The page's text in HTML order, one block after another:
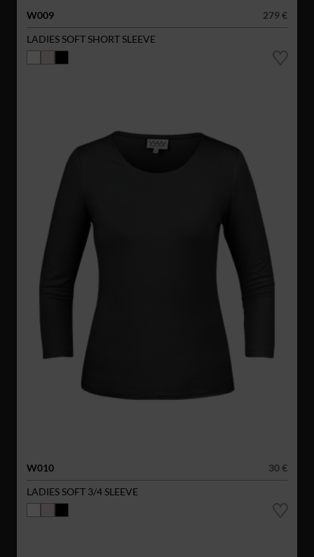
W009
279 €
LADIES SOFT SHORT SLEEVE
W010
30 €
LADIES SOFT 3/4 SLEEVE